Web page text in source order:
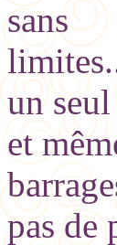
sans
un seul
et
pas de